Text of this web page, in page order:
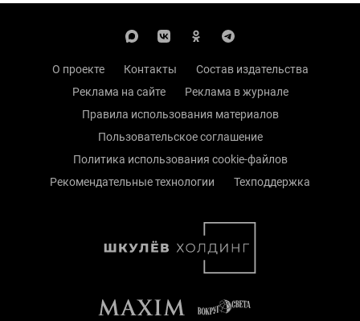
О проекте Контакты
Состав издательства
Реклама на сайте
Реклама в журнале
Правила использования материалов
Пользовательское соглашение
Политика использования cookie-файлов
Рекомендательные технологии
Техподдержка